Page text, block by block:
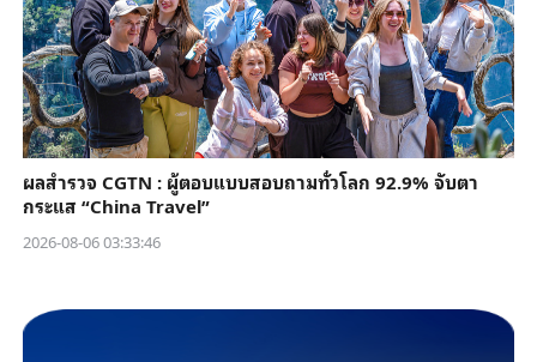
ผลสำรวจ CGTN : ผู้ตอบแบบสอบถามทั่วโลก 92.9% จับตา
กระแส “China Travel”
2026-08-06 03:33:46